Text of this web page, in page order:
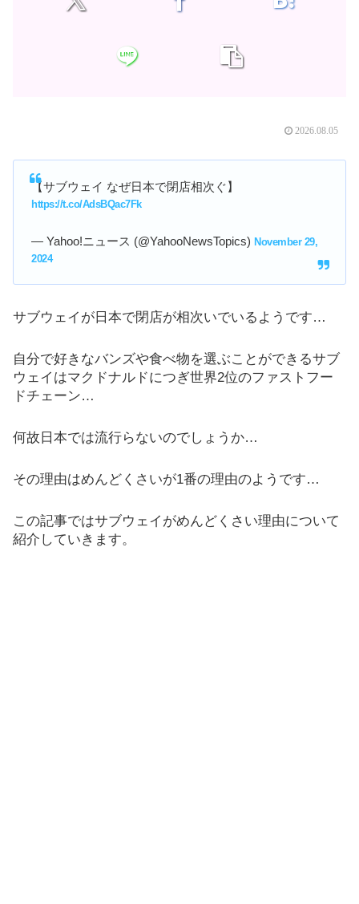
2026.08.05
【サブウェイ なぜ日本で閉店相次ぐ】
https://t.co/AdsBQac7Fk
— Yahoo!ニュース (@YahooNewsTopics) November 29,
2024
サブウェイが日本で閉店が相次いでいるようです…
自分で好きなバンズや食べ物を選ぶことができるサブ
ウェイはマクドナルドにつぎ世界2位のファストフー
ドチェーン…
何故日本では流行らないのでしょうか…
その理由はめんどくさいが1番の理由のようです…
この記事ではサブウェイがめんどくさい理由について
紹介していきます。